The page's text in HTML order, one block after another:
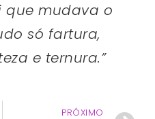
que mudava o
só fartura,
e ternura.”
PRÓXIMO